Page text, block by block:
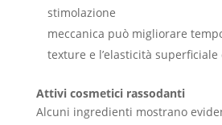
stimolazione
meccanica può migliorare
texture e l’elasticità
Attivi cosmetici rassodanti
Alcuni ingredienti mostrano